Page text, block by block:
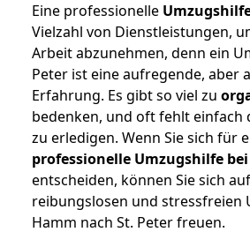
Eine professionelle
Vielzahl von Dienstleistungen,
Arbeit abzunehmen, denn ein
Peter ist eine aufregende, aber
Erfahrung. Es gibt so viel zu
bedenken, und oft fehlt einfach
zu erledigen. Wenn Sie sich für
professionelle Umzugshilfe
entscheiden, können Sie sich
reibungslosen und stressfreien
Hamm nach St. Peter freuen.